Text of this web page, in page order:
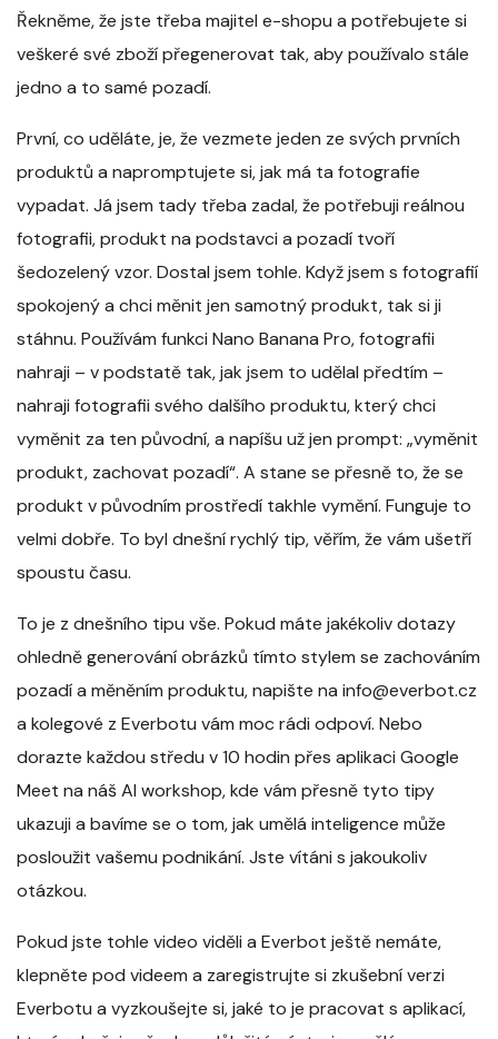
Řekněme, že jste třeba majitel e-shopu a potřebujete si
veškeré své zboží přegenerovat tak, aby používalo stále
jedno a to samé pozadí.
První, co uděláte, je, že vezmete jeden ze svých prvních
produktů a napromptujete si, jak má ta fotografie
vypadat. Já jsem tady třeba zadal, že potřebuji reálnou
fotografii, produkt na podstavci a pozadí tvoří
šedozelený vzor. Dostal jsem tohle. Když jsem s fotografií
spokojený a chci měnit jen samotný produkt, tak si ji
stáhnu. Používám funkci Nano Banana Pro, fotografii
nahraji – v podstatě tak, jak jsem to udělal předtím –
nahraji fotografii svého dalšího produktu, který chci
vyměnit za ten původní, a napíšu už jen prompt: „vyměnit
produkt, zachovat pozadí“. A stane se přesně to, že se
produkt v původním prostředí takhle vymění. Funguje to
velmi dobře. To byl dnešní rychlý tip, věřím, že vám ušetří
spoustu času.
To je z dnešního tipu vše. Pokud máte jakékoliv dotazy
ohledně generování obrázků tímto stylem se zachováním
pozadí a měněním produktu, napište na info@everbot.cz
a kolegové z Everbotu vám moc rádi odpoví. Nebo
dorazte každou středu v 10 hodin přes aplikaci Google
Meet na náš AI workshop, kde vám přesně tyto tipy
ukazuji a bavíme se o tom, jak umělá inteligence může
posloužit vašemu podnikání. Jste vítáni s jakoukoliv
otázkou.
Pokud jste tohle video viděli a Everbot ještě nemáte,
klepněte pod videem a zaregistrujte si zkušební verzi
Everbotu a vyzkoušejte si, jaké to je pracovat s aplikací,